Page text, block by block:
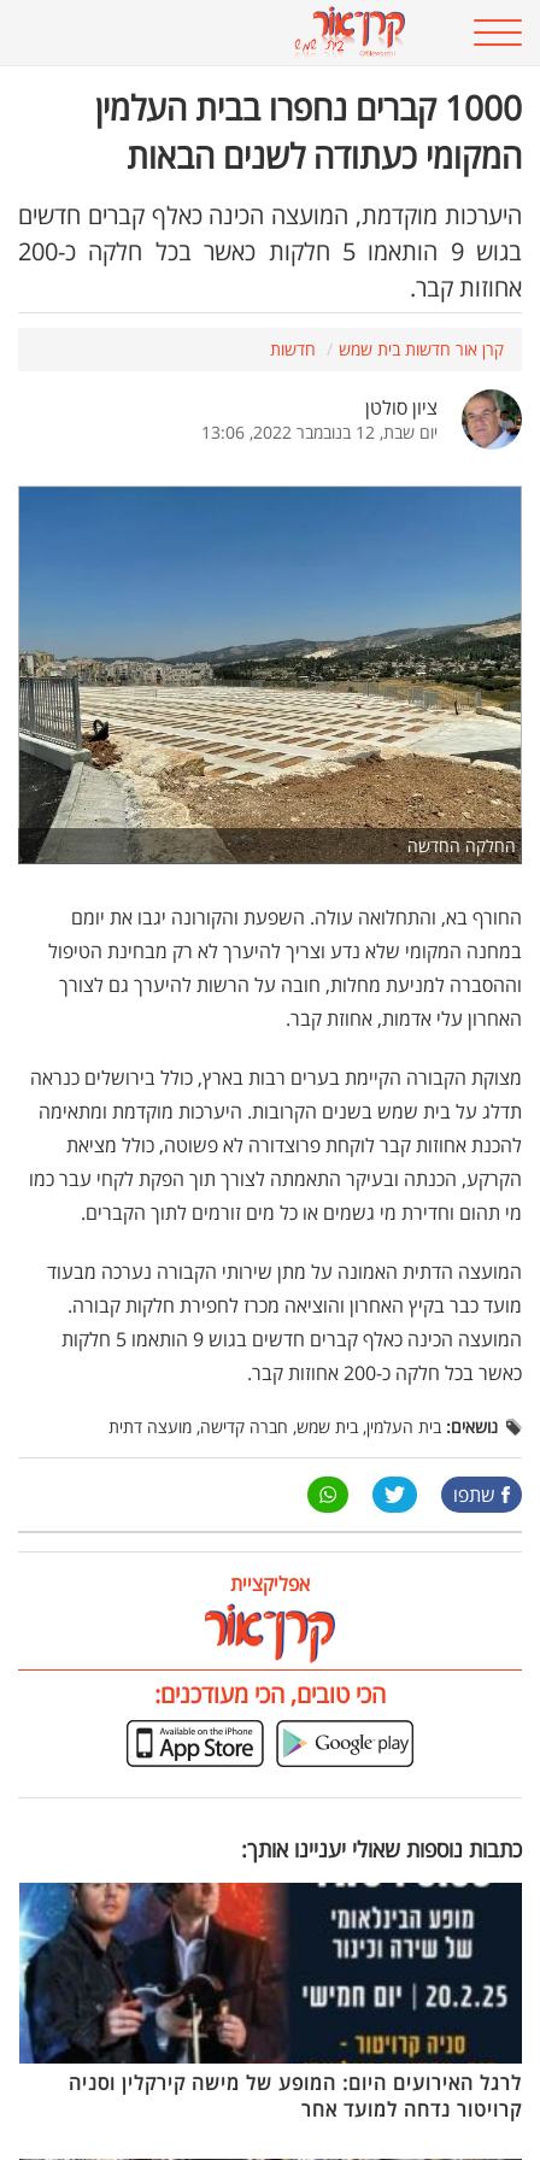
1000 קברים נחפרו בבית העלמין
המקומי כעתודה לשנים הבאות
היערכות מוקדמת, המועצה הכינה כאלף קברים חדשים
בגוש 9 הותאמו 5 חלקות כאשר בכל חלקה כ-200
אחוזות קבר.
קרן אור חדשות בית שמש חדשות
ציון סולטן
יום שבת, 12 בנובמבר 2022, 13:06
החלקה החדשה
החורף בא, והתחלואה עולה. השפעת והקורונה יגבו את יומם
במחנה המקומי שלא נדע וצריך להיערך לא רק מבחינת הטיפול
וההסברה למניעת מחלות, חובה על הרשות להיערך גם לצורך
האחרון עלי אדמות, אחוזת קבר.
מצוקת הקבורה הקיימת בערים רבות בארץ, כולל בירושלים כנראה
תדלג על בית שמש בשנים הקרובות. היערכות מוקדמת ומתאימה
להכנת אחוזות קבר לוקחת פרוצדורה לא פשוטה, כולל מציאת
הקרקע, הכנתה ובעיקר התאמתה לצורך תוך הפקת לקחי עבר כמו
מי תהום וחדירת מי גשמים או כל מים זורמים לתוך הקברים.
המועצה הדתית האמונה על מתן שירותי הקבורה נערכה מבעוד
מועד כבר בקיץ האחרון והוציאה מכרז לחפירת חלקות קבורה.
המועצה הכינה כאלף קברים חדשים בגוש 9 הותאמו 5 חלקות
כאשר בכל חלקה כ-200 אחוזות קבר.
נושאים: בית העלמין, בית שמש, חברה קדישה, מועצה דתית
שתפו
אפליקציית
הכי טובים, הכי מעודכנים:
כתבות נוספות שאולי יעניינו אותך:
לרגל האירועים היום: המופע של מישה קירקלין וסניה
קרויטור נדחה למועד אחר